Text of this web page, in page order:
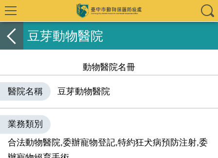
豆芽動物醫院
動物醫院名冊
醫院名稱 豆芽動物醫院
業務類別
合法動物醫院,委辦寵物登記,特約狂犬病預防注射,委